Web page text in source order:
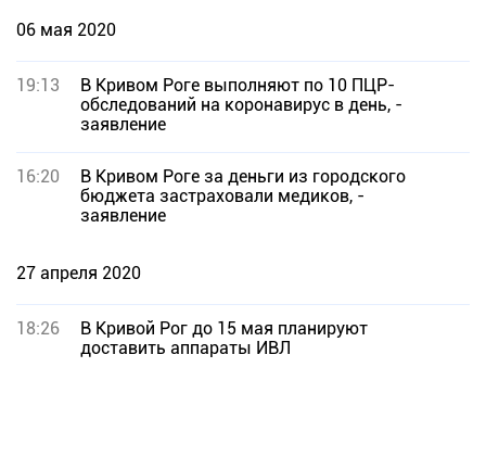
06 мая 2020
19:13
В Кривом Роге выполняют по 10 ПЦР-
обследований на коронавирус в день, -
заявление
16:20
В Кривом Роге за деньги из городского
бюджета застраховали медиков, -
заявление
27 апреля 2020
18:26
В Кривой Рог до 15 мая планируют
доставить аппараты ИВЛ